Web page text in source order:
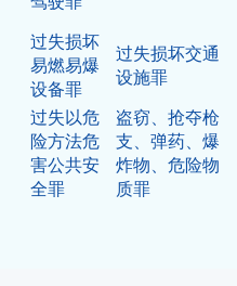
过失损坏
易燃易爆
设备罪
过失损坏交通
设施罪
过失以危
险方法危
害公共安
全罪
盗窃、抢夺枪
支、弹药、爆
炸物、危险物
质罪